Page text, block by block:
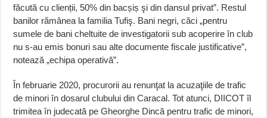
făcută cu clienții, 50% din bacșiș şi din dansul privat”. Restul
banilor rămânea la familia Tufiş. Bani negri, căci „pentru
sumele de bani cheltuite de investigatorii sub acoperire în club
nu s-au emis bonuri sau alte documente fiscale justificative”,
notează „echipa operativă”.
În februarie 2020, procurorii au renunţat la acuzaţiile de trafic
de minori în dosarul clubului din Caracal. Tot atunci, DIICOT îl
trimitea în judecată pe Gheorghe Dincă pentru trafic de minori,